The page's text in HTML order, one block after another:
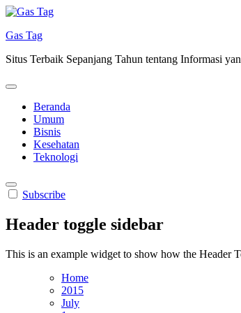
Skip
content
Gas Tag
Situs Terbaik Sepanjang Tahun tentang Informasi
Beranda
Umum
Bisnis
Kesehatan
Teknologi
Subscribe
Header toggle sidebar
This is an example widget to show how the Header
Home
2015
July